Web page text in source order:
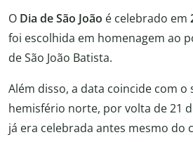
O Dia de São João é celebrado em
foi escolhida em homenagem ao
de São João Batista.
Além disso, a data coincide com o
hemisfério norte, por volta de 21
já era celebrada antes mesmo do